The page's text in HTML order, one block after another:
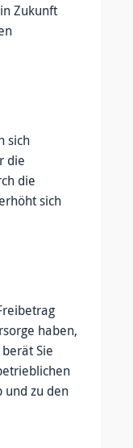
Zukunft
sich
die
die
sich
haben,
Sie
und zu den